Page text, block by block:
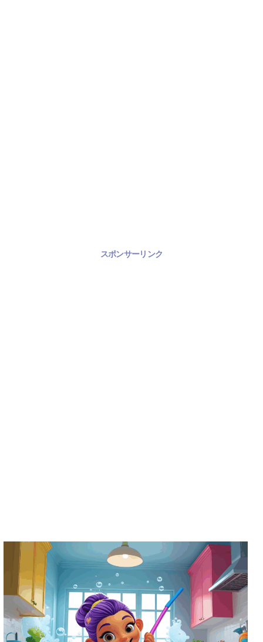
スポンサーリンク